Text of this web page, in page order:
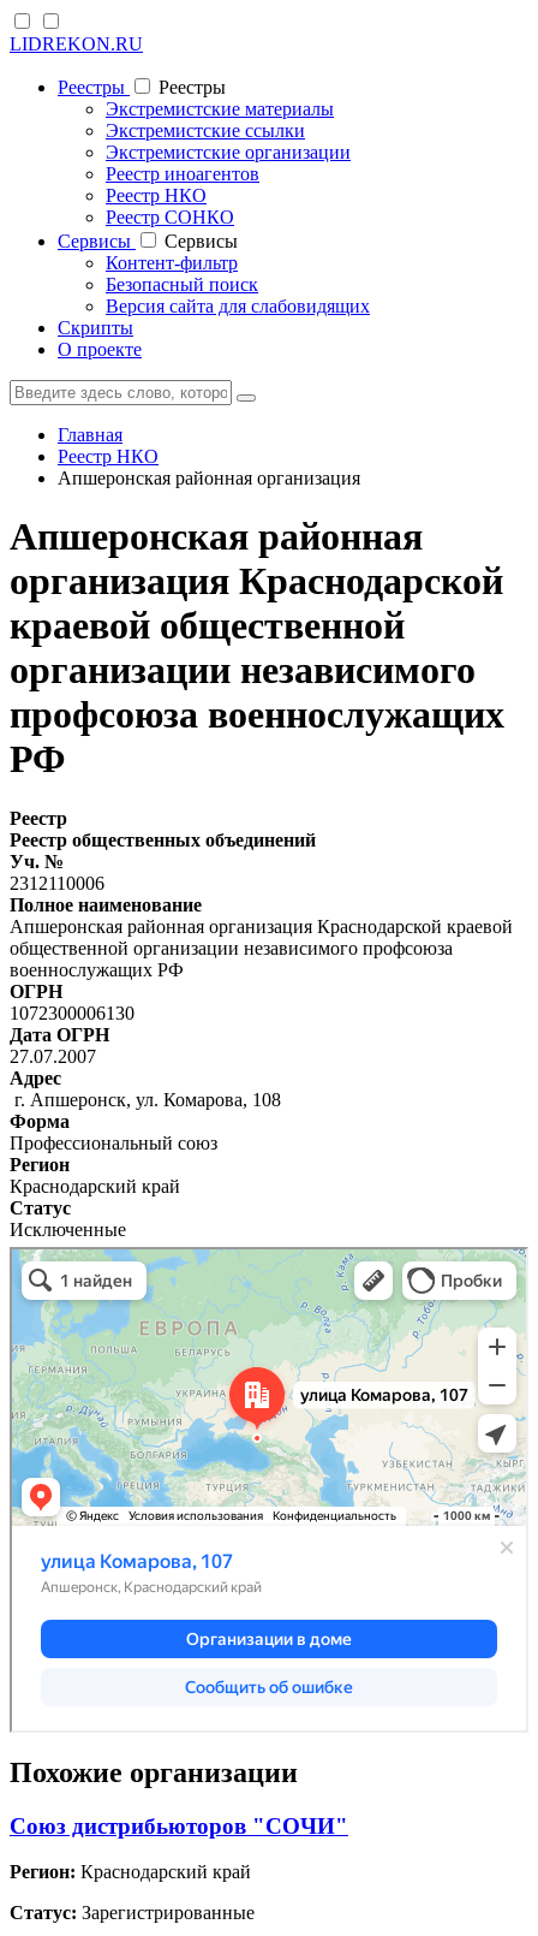
LIDREKON.RU
Реестры
Реестры
Экстремистские материалы
Экстремистские ссылки
Экстремистские организации
Реестр иноагентов
Реестр НКО
Реестр СОНКО
Cервисы
Cервисы
Контент-фильтр
Безопасный поиск
Версия сайта для слабовидящих
Скрипты
О проекте
Главная
Реестр НКО
Апшеронская районная организация
Апшеронская районная
организация Краснодарской
краевой общественной
организации независимого
профсоюза военнослужащих
РФ
Реестр
Реестр общественных объединений
Уч. №
2312110006
Полное наименование
Апшеронская районная организация Краснодарской краевой
общественной организации независимого профсоюза
военнослужащих РФ
ОГРН
1072300006130
Дата ОГРН
27.07.2007
Адрес
г. Апшеронск, ул. Комарова, 108
Форма
Профессиональный союз
Регион
Краснодарский край
Статус
Исключенные
Похожие организации
Союз дистрибьюторов "СОЧИ"
Регион: Краснодарский край
Статус: Зарегистрированные